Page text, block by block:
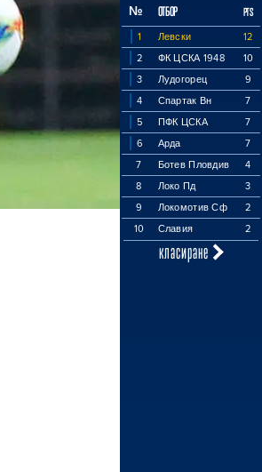
№ ОТБОР PTS
1 Левски
12
2
ФК ЦСКА 1948
10
3
Лудогорец
9
4
Спартак Вн
7
5
ПФК ЦСКА
7
6
Арда
7
7
Ботев Пловдив
4
8
Локо Пд
3
9
Локомотив Сф
2
10
Славия 2
класиране